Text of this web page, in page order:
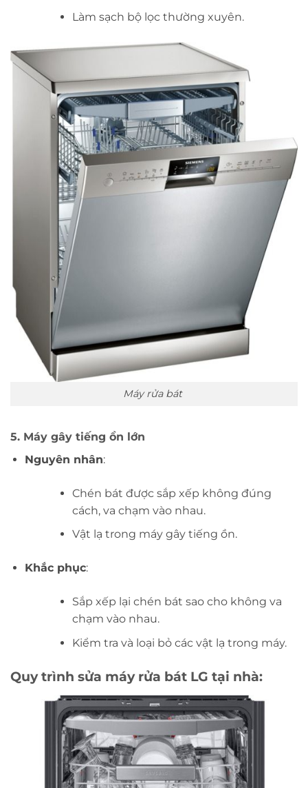
Làm sạch bộ lọc thường xuyên.
Máy rửa bát
5. Máy gây tiếng ồn lớn
Nguyên nhân:
Chén bát được sắp xếp không đúng
cách, va chạm vào nhau.
Vật lạ trong máy gây tiếng ồn.
Khắc phục:
Sắp xếp lại chén bát sao cho không va
chạm vào nhau.
Kiểm tra và loại bỏ các vật lạ trong máy.
Quy trình sửa máy rửa bát LG tại nhà: